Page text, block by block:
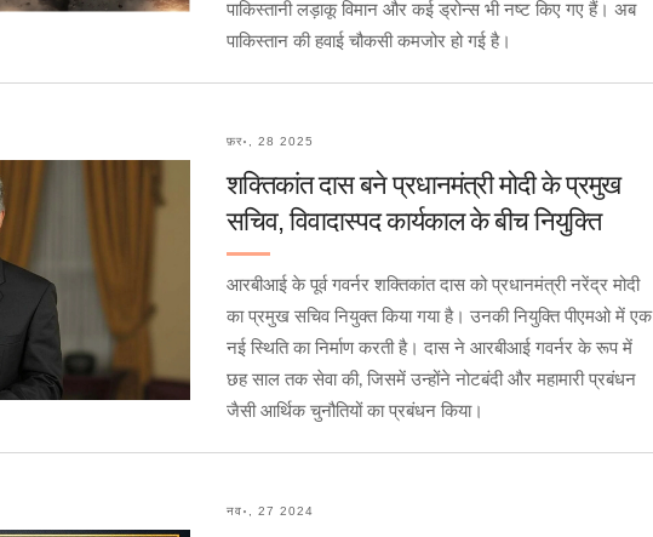
पाकिस्तानी लड़ाकू विमान और कई ड्रोन्स भी नष्ट किए गए हैं। अब
पाकिस्तान की हवाई चौकसी कमजोर हो गई है।
फ़र॰, 28 2025
शक्तिकांत दास बने प्रधानमंत्री मोदी के प्रमुख
सचिव, विवादास्पद कार्यकाल के बीच नियुक्ति
आरबीआई के पूर्व गवर्नर शक्तिकांत दास को प्रधानमंत्री नरेंद्र मोदी
का प्रमुख सचिव नियुक्त किया गया है। उनकी नियुक्ति पीएमओ में एक
नई स्थिति का निर्माण करती है। दास ने आरबीआई गवर्नर के रूप में
छह साल तक सेवा की, जिसमें उन्होंने नोटबंदी और महामारी प्रबंधन
जैसी आर्थिक चुनौतियों का प्रबंधन किया।
नव॰, 27 2024